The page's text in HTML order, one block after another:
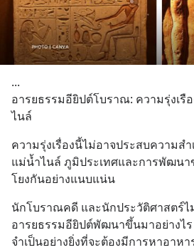
...
อารยธรรมอียิปต์โบราณ: ความรุ่งเรื
ไนล์
ความรุ่งเรื่องนี้ไม่อาจประสบความส
แม่น้ำไนล์ ภูมิประเทศและการพัฒน
โยงกันอย่างแนบแน่น
นักโบราณคดี และนักประวัติศาสตร์
อารยธรรมอียิปต์พัฒนาขึ้นมาอย่างไ
จำเป็นอย่างยิ่งที่จะต้องมีการหาอาห